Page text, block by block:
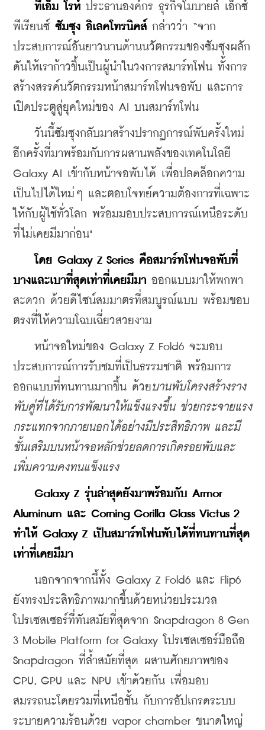
ทีเอ็ม โรห์ ประธานองค์กร ธุรกิจโมบายล์ เอ็กซ์
พีเรียนซ์ ซัมซุง อิเลคโทรนิคส์ กล่าวว่า “จาก
ประสบการณ์อันยาวนานด้านนวัตกรรมของซัมซุงผลัก
ดันให้เราก้าวขึ้นเป็นผู้นำในวงการสมาร์ทโฟน ทั้งการ
สร้างสรรค์นวัตกรรมหน้าสมาร์ทโฟนจอพับ และการ
เปิดประตูสู่ยุคใหม่ของ AI บนสมาร์ทโฟน
วันนี้ซัมซุงกลับมาสร้างปรากฏการณ์พับครั้งใหม่
อีกครั้งที่มาพร้อมกับการผสานพลังของเทคโนโลยี
Galaxy AI เข้ากับหน้าจอพับได้ เพื่อปลดล็อกความ
เป็นไปได้ใหม่ๆ และตอบโจทย์ความต้องการที่เฉพาะ
ให้กับผู้ใช้ทั่วโลก พร้อมมอบประสบการณ์เหนือระดับ
ที่ไม่เคยมีมาก่อน"
โดย Galaxy Z Series คือสมาร์ทโฟนจอพับที่
บางและเบาที่สุดเท่าที่เคยมีมา ออกแบบมาให้พกพา
สะดวก ด้วยดีไซน์สมมาตรที่สมบูรณ์แบบ พร้อมขอบ
ตรงที่ให้ความโฉบเฉี่ยวสวยงาม
หน้าจอใหม่ของ Galaxy Z Fold6 จะมอบ
ประสบการณ์การรับชมที่เป็นธรรมชาติ พร้อมการ
ออกแบบที่ทนทานมากขึ้น ด้วยบานพับโครงสร้างราง
พับคู่ที่ได้รับการพัฒนาให้แข็งแรงขึ้น ช่วยกระจายแรง
กระแทกจากภายนอกได้อย่างมีประสิทธิภาพ และมี
ชั้นเสริมบนหน้าจอหลักช่วยลดการเกิดรอยพับและ
เพิ่มความคงทนแข็งแรง
Galaxy Z รุ่นล่าสุดยังมาพร้อมกับ Armor
Aluminum และ Corning Gorilla Glass Victus 2
ทำให้ Galaxy Z เป็นสมาร์ทโฟนพับได้ที่ทนทานที่สุด
เท่าที่เคยมีมา
นอกจากจากนี้ทั้ง Galaxy Z Fold6 และ Flip6
ยังทรงประสิทธิภาพมากขึ้นด้วยหน่วยประมวล
โปรเซสเซอร์ที่ทันสมัยที่สุดจาก Snapdragon 8 Gen
3 Mobile Platform for Galaxy โปรเซสเซอร์มือถือ
Snapdragon ที่ล้ำสมัยที่สุด ผสานศักยภาพของ
CPU, GPU และ NPU เข้าด้วยกัน เพื่อมอบ
สมรรถนะโดยรวมที่เหนือชั้น กับการอัปเกรดระบบ
ระบายความร้อนด้วย vapor chamber ขนาดใหญ่